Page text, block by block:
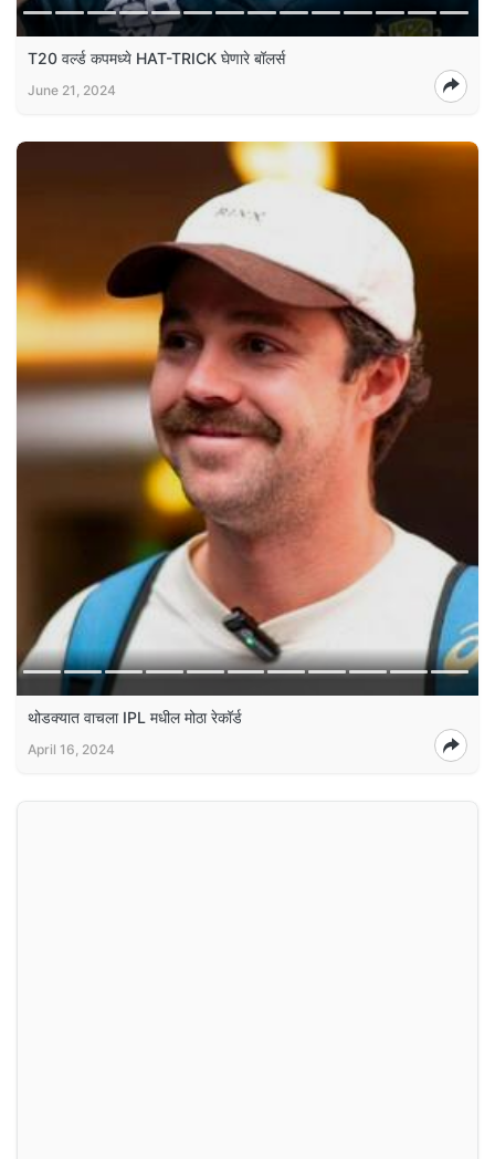
T20 वर्ल्ड कपमध्ये HAT-TRICK घेणारे बॉलर्स
June 21, 2024
थोडक्यात वाचला IPL मधील मोठा रेकॉर्ड
April 16, 2024